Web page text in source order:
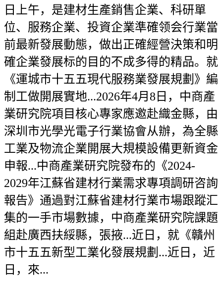
日上午，是建材生產銷售企業、科研單
位、服務企業、投資企業準確领会行業當
前最新發展動態，做出正確經營決策和明
確企業發展标的目的不成多得的精品。就
《運城市十五五現代服務業發展規劃》編
制工做開展實地...2026年4月8日，中商產
業研究院項目核心專家應邀赴織金縣，由
深圳市光學光電子行業協會从辦，為全縣
工業及物流企業開展大規模設備更新資金
申報...中商產業研究院發布的《2024-
2029年江蘇省建材行業需求專項調研咨詢
報告》通過對江蘇省建材行業市場跟蹤汇
集的一手市場數據，中商產業研究院課題
組赴廣西扶綏縣，張掖...近日，就《贛州
市十五五新型工業化發展規劃...近日，近
日，來...